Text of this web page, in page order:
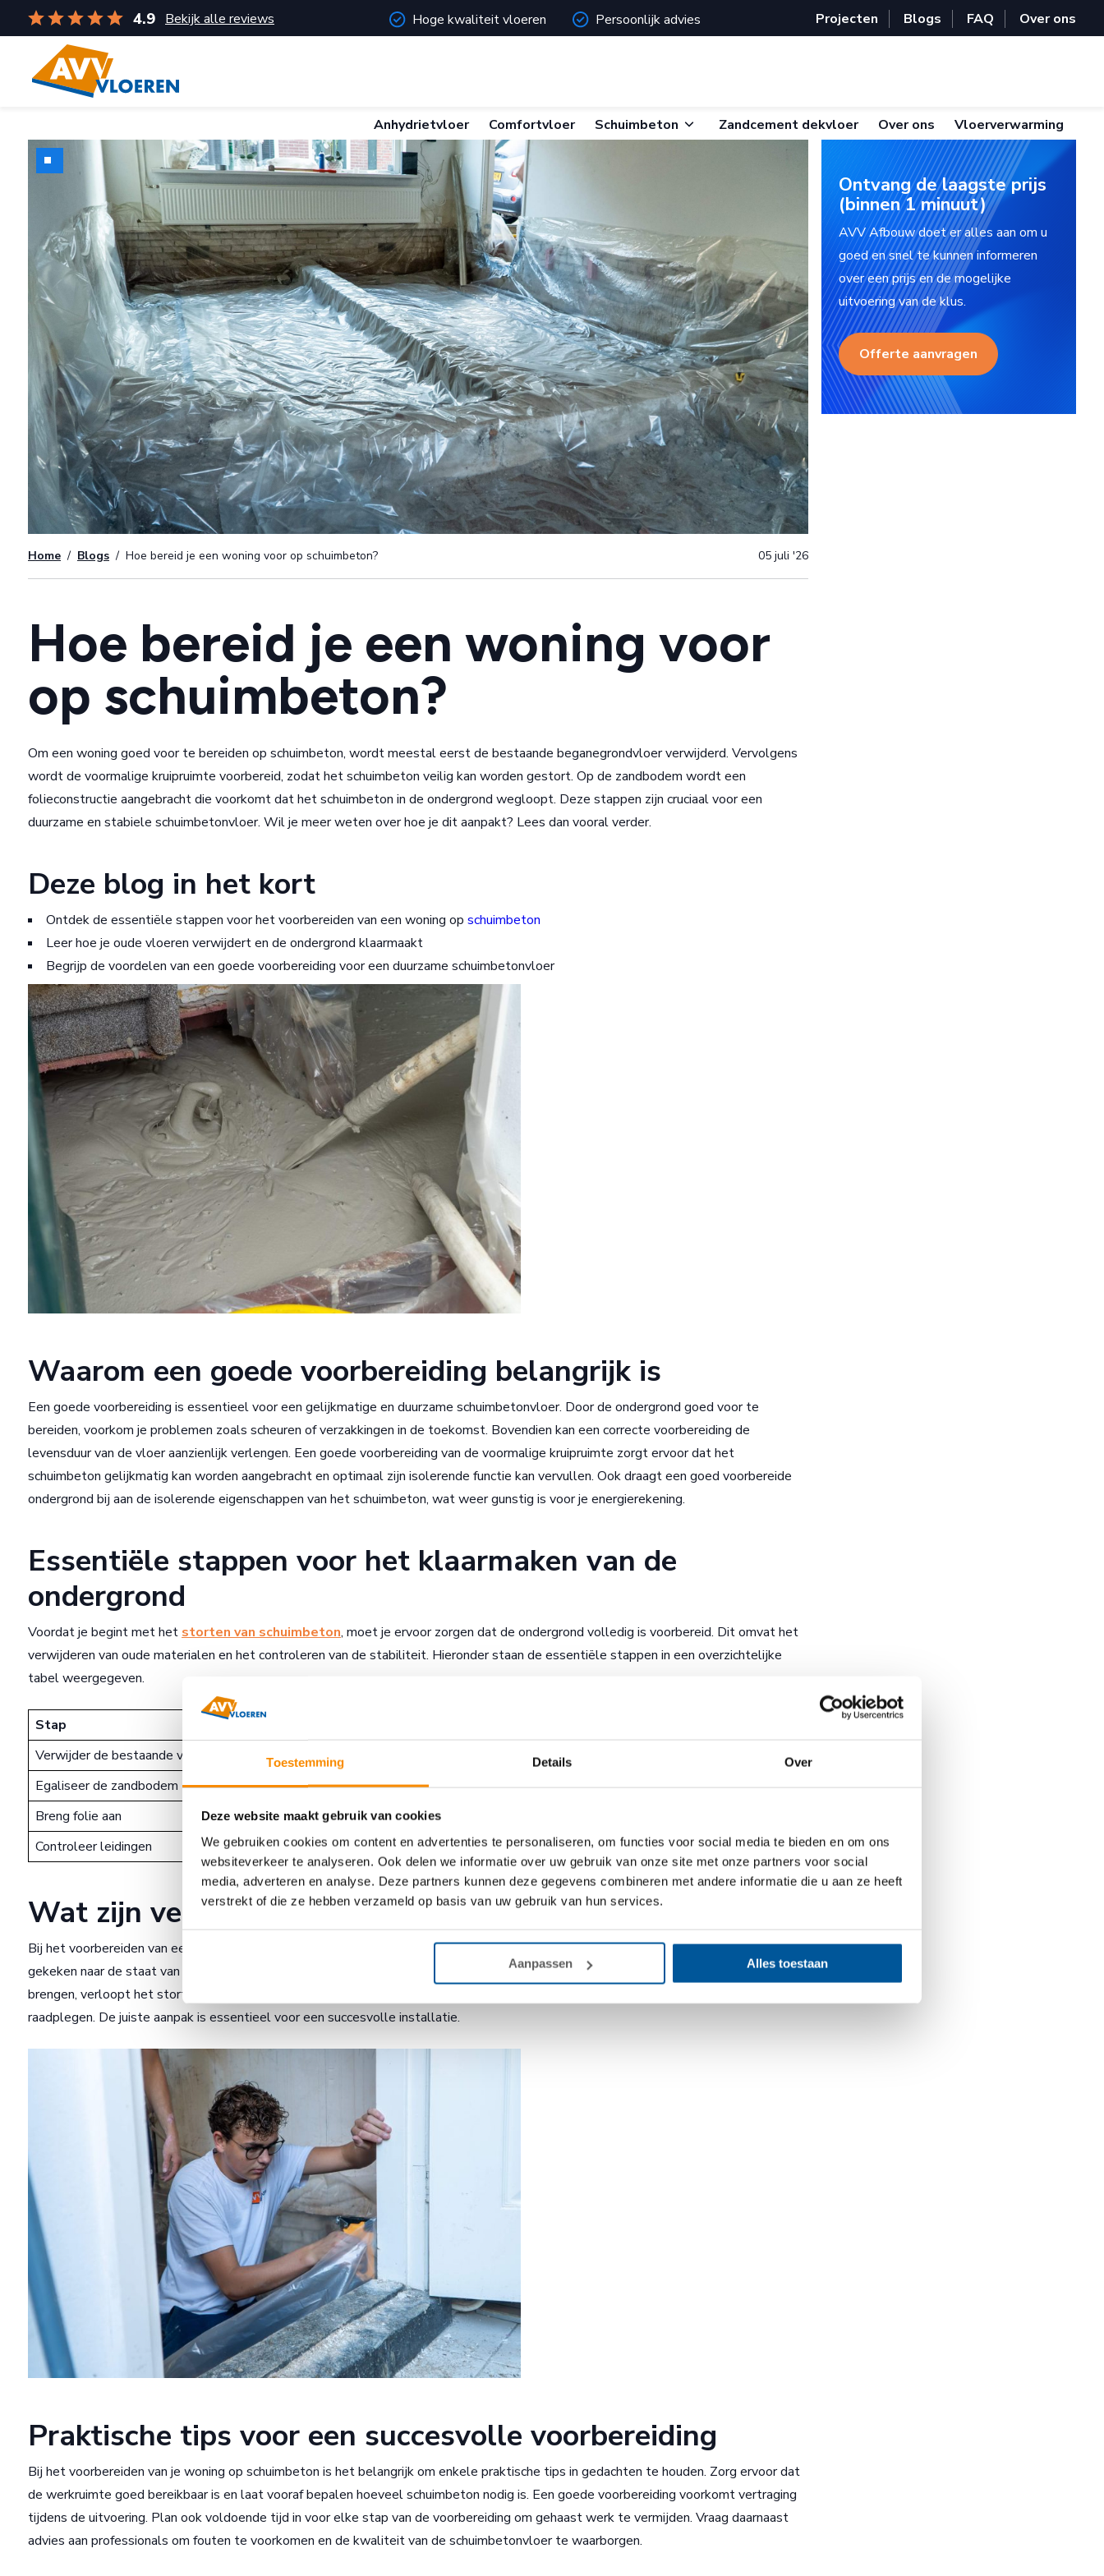
Toestemming Details Over
Deze website maakt gebruik van cookies
We gebruiken cookies om content en advertenties te personaliseren, om functies voor social media te bieden en om ons
websiteverkeer te analyseren. Ook delen we informatie over uw gebruik van onze site met onze partners voor social
media, adverteren en analyse. Deze partners kunnen deze gegevens combineren met andere informatie die u aan ze heeft
verstrekt of die ze hebben verzameld op basis van uw gebruik van hun services.
Aanpassen Alles toestaan
4.9 Bekijk alle reviews Hoge kwaliteit vloeren Persoonlijk advies Projecten Blogs FAQ Over ons
to
Anhydrietvloer Comfortvloer Schuimbeton Zandcement dekvloer Over ons Vloerverwarming
Home / Blogs / Hoe bereid je een woning voor op schuimbeton? 05 juli '26
Hoe bereid je een woning voor
op schuimbeton?
Om een woning goed voor te bereiden op schuimbeton, wordt meestal eerst de bestaande beganegrondvloer verwijderd. Vervolgens
wordt de voormalige kruipruimte voorbereid, zodat het schuimbeton veilig kan worden gestort. Op de zandbodem wordt een
folieconstructie aangebracht die voorkomt dat het schuimbeton in de ondergrond wegloopt. Deze stappen zijn cruciaal voor een
duurzame en stabiele schuimbetonvloer. Wil je meer weten over hoe je dit aanpakt? Lees dan vooral verder.
Deze blog in het kort
Ontdek de essentiële stappen voor het voorbereiden van een woning op schuimbeton
Leer hoe je oude vloeren verwijdert en de ondergrond klaarmaakt
Begrijp de voordelen van een goede voorbereiding voor een duurzame schuimbetonvloer
Waarom een goede voorbereiding belangrijk is
Een goede voorbereiding is essentieel voor een gelijkmatige en duurzame schuimbetonvloer. Door de ondergrond goed voor te
bereiden, voorkom je problemen zoals scheuren of verzakkingen in de toekomst. Bovendien kan een correcte voorbereiding de
levensduur van de vloer aanzienlijk verlengen. Een goede voorbereiding van de voormalige kruipruimte zorgt ervoor dat het
schuimbeton gelijkmatig kan worden aangebracht en optimaal zijn isolerende functie kan vervullen. Ook draagt een goed voorbereide
ondergrond bij aan de isolerende eigenschappen van het schuimbeton, wat weer gunstig is voor je energierekening.
Essentiële stappen voor het klaarmaken van de
ondergrond
Voordat je begint met het storten van schuimbeton, moet je ervoor zorgen dat de ondergrond volledig is voorbereid. Dit omvat het
verwijderen van oude materialen en het controleren van de stabiliteit. Hieronder staan de essentiële stappen in een overzichtelijke
tabel weergegeven.
Stap
Verwijder de bestaande vloer
De oude beganegrondvloer wordt verwijderd om toegang te krijgen tot de kruipruimte.
Egaliseer de zandbodem
De bodem wordt waar nodig vlak gemaakt.
Breng folie aan
Er wordt een foliekuip aangebracht zodat het schuimbeton niet wegloopt in de bodem.
Controleer leidingen
Eventuele leidingen worden gecontroleerd of verlegd voordat het schuimbeton wordt gestort.
Wat zijn veelvoorkomende uitdagingen en oplossingen?
Bij het voorbereiden van een woning voor schuimbeton kunnen er verschillende uitdagingen ontstaan. Tijdens de voorbereiding wordt
gekeken naar de staat van de kruipruimte, aanwezige leidingen en de gewenste vloerhoogte. Door deze zaken vooraf goed in kaart te
brengen, verloopt het storten van schuimbeton probleemloos. Bij twijfel over de ondergrond is het raadzaam een expert te
raadplegen. De juiste aanpak is essentieel voor een succesvolle installatie.
Praktische tips voor een succesvolle voorbereiding
Bij het voorbereiden van je woning op schuimbeton is het belangrijk om enkele praktische tips in gedachten te houden. Zorg ervoor dat
de werkruimte goed bereikbaar is en laat vooraf bepalen hoeveel schuimbeton nodig is. Een goede voorbereiding voorkomt vertraging
tijdens de uitvoering. Plan ook voldoende tijd in voor elke stap van de voorbereiding om gehaast werk te vermijden. Vraag daarnaast
advies aan professionals om fouten te voorkomen en de kwaliteit van de schuimbetonvloer te waarborgen.
Ontvang de laagste prijs
(binnen 1 minuut)
AVV Afbouw doet er alles aan om u
goed en snel te kunnen informeren
over een prijs en de mogelijke
uitvoering van de klus.
Offerte aanvragen